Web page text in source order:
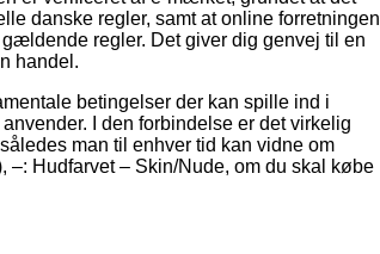
danske regler, samt at online forretningen
regler. Det giver dig genvej til en
handel.
betingelser der kan spille ind i
I den forbindelse er det virkelig
man til enhver tid kan vidne om
–: Hudfarvet – Skin/Nude, om du skal købe